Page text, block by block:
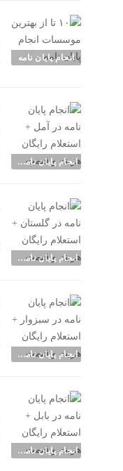
انجام پایان نامه
انجام پایان نامه شهرها
انجام پایان نامه شهرها
انجام پایان نامه شهرها
انجام پایان نامه شهرها